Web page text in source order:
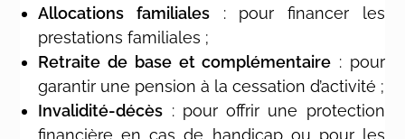
Allocations familiales : pour financer les
prestations familiales ;
Retraite de base et complémentaire : pour
garantir une pension à la cessation d’activité ;
Invalidité-décès : pour offrir une protection